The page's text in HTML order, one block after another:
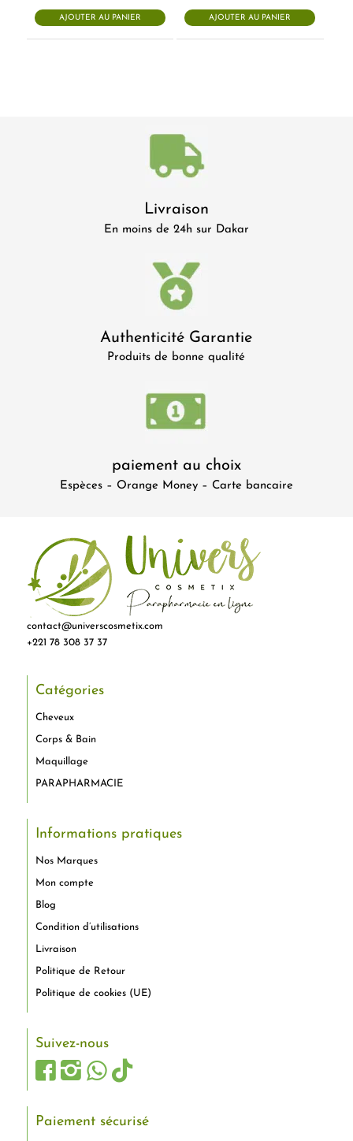
AJOUTER AU PANIER AJOUTER AU PANIER
Livraison
En moins de 24h sur Dakar
Authenticité Garantie
Produits de bonne qualité
paiement au choix
Espèces – Orange Money – Carte bancaire
contact@universcosmetix.com
+221 78 308 37 37
Catégories
Cheveux
Corps & Bain
Maquillage
PARAPHARMACIE
Informations pratiques
Nos Marques
Mon compte
Blog
Condition d’utilisations
Livraison
Politique de Retour
Politique de cookies (UE)
Suivez-nous
Paiement sécurisé